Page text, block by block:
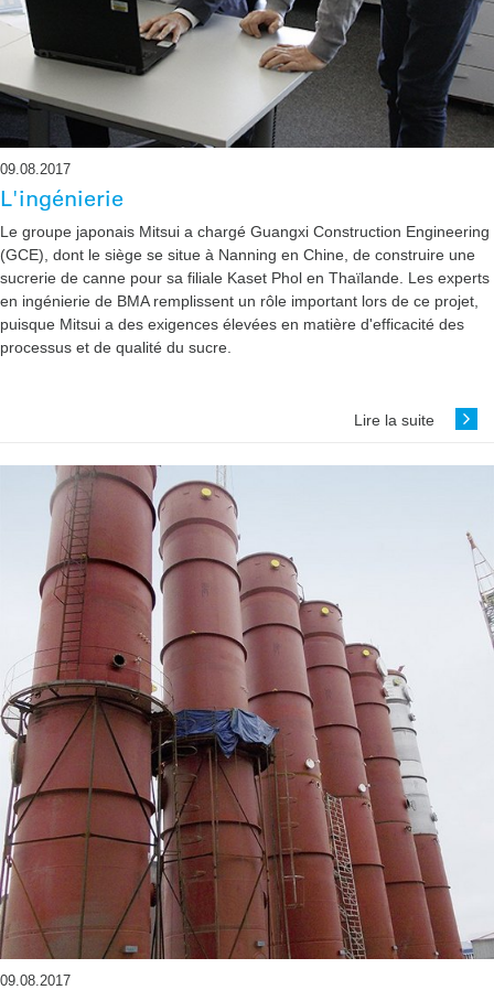
09.08.2017
L'ingénierie
Le groupe japonais Mitsui a chargé Guangxi Construction Engineering
(GCE), dont le siège se situe à ­Nanning en Chine, de construire une
sucrerie de canne pour sa filiale Kaset Phol en Thaïlande. Les experts
en ingénierie de BMA remplissent un rôle important lors de ce projet,
puisque Mitsui a des exigences ­élevées en matière d'efficacité des
processus et de qualité du sucre.
Lire la suite
09.08.2017